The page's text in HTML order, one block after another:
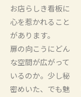
お店らしき看板に
心を惹かれること
があります。
扉の向こうにどん
な空間が広がって
いるのか。少し秘
密めいた、でも魅